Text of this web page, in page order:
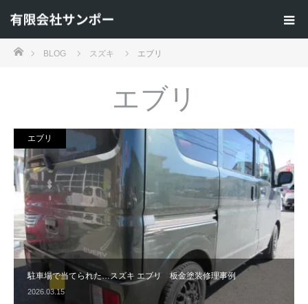
ホームBLOG スズキ エブリ
エブリ
駐車場で当てられた…スズキ エブリ 板金塗装修理事例
2026.03.15
エブリ